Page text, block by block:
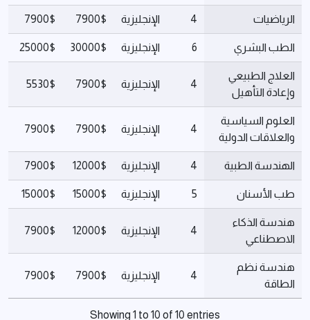
الرياضيات 4 الإنجليزية 7900$
7900$
الطب البشري 6 الإنجليزية 30000$
25000$
العلاج الطبيعي
وإعادة التأهيل
4 الإنجليزية 7900$
5530$
العلوم السياسية
والعلاقات الدولية
4 الإنجليزية 7900$
7900$
الهندسة الطبية 4 الإنجليزية 12000$
7900$
طب الأسنان 5 الإنجليزية 15000$
15000$
هندسة الذكاء
الاصطناعي
4 الإنجليزية 12000$
7900$
هندسة نظم
الطاقة
4 الإنجليزية 7900$
7900$
Showing 1 to 10 of 10 entries